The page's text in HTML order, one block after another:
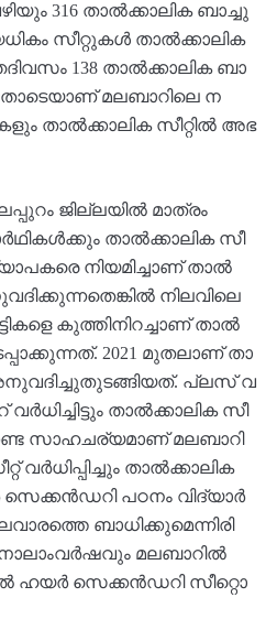
316 താ​ൽ​ക്കാ​ലി​ക ബാ​ച്ചു​
സീ​റ്റു​ക​ൾ താ​ൽ​ക്കാ​ലി​ക​
138 താ​ൽ​ക്കാ​ലി​ക ബാ​
മ​ല​ബാ​റി​ലെ ന​
താ​ൽ​ക്കാ​ലി​ക സീ​റ്റി​ൽ അ​ഭ​
ജി​ല്ല​യി​ൽ മാ​ത്രം
താ​ൽ​ക്കാ​ലി​ക സീ​
നി​യ​മി​ച്ചാ​ണ്​ താ​ൽ​
നി​ല​വി​ലെ
കു​ത്തി​നി​റ​ച്ചാ​ണ്​ താ​ൽ​
2021 ​മു​ത​ലാ​ണ്​ താ​
പ്ല​സ്​ വ​
താ​ൽ​ക്കാ​ലി​ക സീ​
സാ​ഹ​ച​ര്യ​മാ​ണ്​ മ​ല​ബാ​റി​
വ​ർ​ധി​പ്പി​ച്ചും താ​ൽ​ക്കാ​ലി​ക
പ​ഠ​നം വി​ദ്യാ​ർ​
ബാ​ധി​ക്കു​മെ​ന്നി​രി​
മ​ല​ബാ​റി​ൽ
ഹ​യ​ർ സെ​ക്ക​ൻ​ഡ​റി സീ​റ്റൊ​